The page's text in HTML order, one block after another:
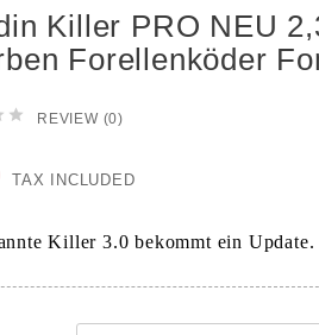
Killer PRO NEU
Forellenköder
 REVIEW (0)
TAX INCLUDED
Killer 3.0 bekommt ein Update.